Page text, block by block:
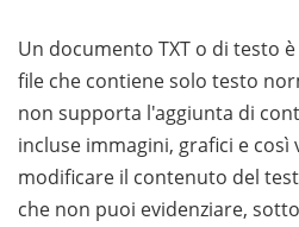
Un documento TXT o di testo
file che contiene solo testo
non supporta l'aggiunta di
incluse immagini, grafici e così
modificare il contenuto del
che non puoi evidenziare,